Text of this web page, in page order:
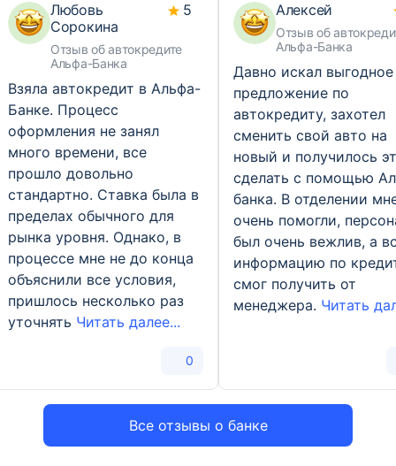
Все отзывы о банке
Любовь
Сорокина
Отзыв об автокредите
Альфа-Банка
5
Взяла автокредит в Альфа-
Банке. Процесс
оформления не занял
много времени, все
прошло довольно
стандартно. Ставка была в
пределах обычного для
рынка уровня. Однако, в
процессе мне не до конца
объяснили все условия,
пришлось несколько раз
уточнять Читать далее...
0
Алексей
Отзыв об
Альфа-Банка
Давно искал выгодное
предложение по
автокредиту, захотел
сменить свой авто на
новый и получилось
сделать с помощью
банка. В отделении
очень помогли,
был очень вежлив, а
информацию по
смог получить от
менеджера. Читать